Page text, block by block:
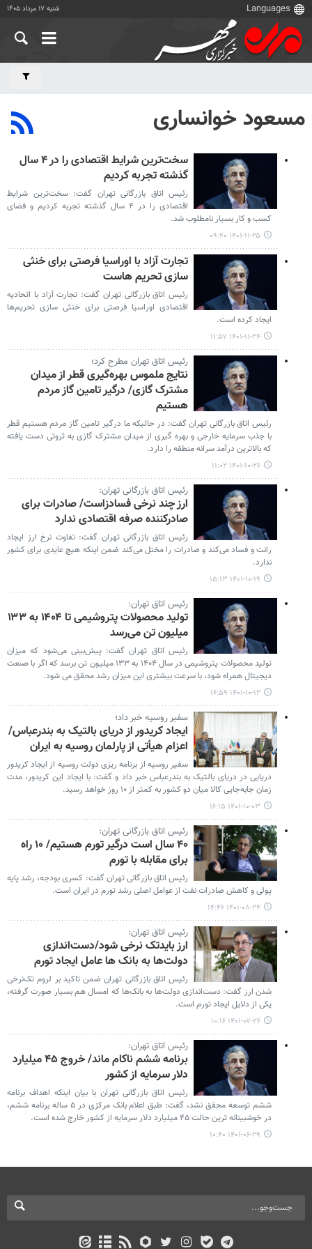
شنبه ۱۷ مرداد ۱۴۰۵
مسعود خوانساری
سخت‌ترین شرایط اقتصادی را در ۴ سال
گذشته تجربه کردیم
رئیس اتاق بازرگانی تهران گفت: سخت‌ترین شرایط
اقتصادی را در ۴ سال گذشته تجربه کردیم و فضای
کسب و کار بسیار نامطلوب شد.
۱۴۰۱-۱۱-۲۵ ۰۹:۴۰
تجارت آزاد با اوراسیا فرصتی برای خنثی
سازی تحریم هاست
رئیس اتاق بازرگانی تهران گفت: تجارت آزاد با اتحادیه
اقتصادی اوراسیا فرصتی برای خنثی سازی تحریم‌ها
ایجاد کرده است.
۱۴۰۱-۱۱-۲۴ ۱۱:۵۷
رئیس اتاق تهران مطرح کرد؛
نتایج ملموس بهره‌گیری قطر از میدان
مشترک گازی/ درگیر تامین گاز مردم
هستیم
رئیس اتاق بازرگانی تهران گفت: در حالیکه ما درگیر تامین گاز مردم هستیم قطر
با جذب سرمایه خارجی و بهره گیری از میدان مشترک گازی به ثروتی دست یافته
که بالاترین درآمد سرانه منطقه را دارد.
۱۴۰۱-۱۰-۲۶ ۱۱:۰۲
رئیس اتاق بازرگانی تهران:
ارز چند نرخی فسادزاست/ صادرات برای
صادرکننده صرفه اقتصادی ندارد
رئیس اتاق بازرگانی تهران گفت: تفاوت نرخ ارز ایجاد
رانت و فساد می‌کند و صادرات را مختل می‌کند ضمن اینکه هیچ عایدی برای کشور
ندارد.
۱۴۰۱-۱۰-۱۹ ۱۵:۱۳
رئیس اتاق تهران:
تولید محصولات پتروشیمی تا ۱۴۰۴ به ۱۳۳
میلیون تن می‌رسد
رئیس اتاق تهران گفت: پیش‌بینی می‌شود که میزان
تولید محصولات پتروشیمی در سال ۱۴۰۴ به ۱۳۳ میلیون تن برسد که اگر با صنعت
دیجیتال همراه شود، با سرعت بیشتری این میزان رشد محقق می شود.
۱۴۰۱-۱۰-۱۲ ۱۶:۵۹
سفیر روسیه خبر داد؛
ایجاد کریدور از دریای بالتیک به بندرعباس/
اعزام هیأتی از پارلمان روسیه به ایران
سفیر روسیه از برنامه ریزی دولت روسیه از ایجاد کریدور
دریایی در دریای بالتیک به بندرعباس خبر داد و گفت: با ایجاد این کریدور، مدت
زمان جابه‌جایی کالا میان دو کشور به کمتر از ۱۰ روز خواهد رسید.
۱۴۰۱-۱۰-۰۳ ۱۶:۱۵
رئیس اتاق بازرگانی تهران:
۴۰ سال است درگیر تورم هستیم/ ۱۰ راه
برای مقابله با تورم
رئیس اتاق بازرگانی تهران گفت: کسری بودجه، رشد پایه
پولی و کاهش صادرات نفت از عوامل اصلی رشد تورم در ایران است.
۱۴۰۱-۰۸-۲۴ ۱۴:۴۶
رئیس اتاق تهران:
ارز بایدتک نرخی شود/دست‌اندازی
دولت‌ها به بانک ها عامل ایجاد تورم
رئیس اتاق بازرگانی تهران ضمن تاکید بر لروم تک‌نرخی
شدن ارز گفت: دست‌اندازی دولت‌ها به بانک‌ها که امسال هم بسیار صورت گرفته،
یکی از دلایل ایجاد تورم است‌.
۱۴۰۱-۰۷-۲۶ ۱۰:۱۶
رئیس اتاق تهران:
برنامه ششم ناکام ماند/ خروج ۴۵ میلیارد
دلار سرمایه از کشور
رئیس اتاق بازرگانی تهران با بیان اینکه اهداف برنامه
ششم توسعه محقق نشد، گفت: طبق اعلام بانک مرکزی در ۵ ساله برنامه ششم،
در خوشبینانه ترین حالت ۴۵ میلیارد دلار سرمایه از کشور خارج شده است.
۱۴۰۱-۰۶-۲۹ ۱۰:۴۰